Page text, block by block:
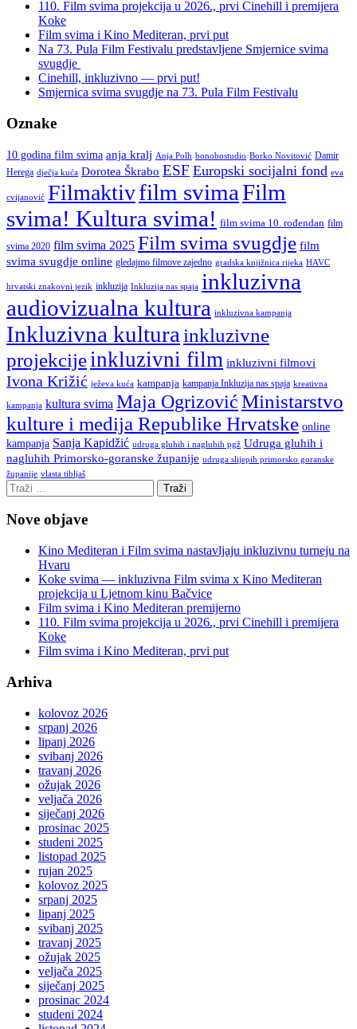
110. Film svima projekcija u 2026., prvi Cinehill i premijera
Koke
Film svima i Kino Mediteran, prvi put
Na 73. Pula Film Festivalu predstavljene Smjernice svima
svugdje
Cinehill, inkluzivno — prvi put!
Smjernica svima svugdje na 73. Pula Film Festivalu
Oznake
10 godina film svima anja kralj Anja Polh bonobostudio Borko Novitović Damir
Herega dječja kuća Dorotea Škrabo ESF Europski socijalni fond eva
cvijanović Filmaktivfilm svimaFilm
svima! Kultura svima! film svima 10. rođendan film
svima 2020 film svima 2025 Film svima svugdje film
svima svugdje online gledajmo filmove zajedno gradska knjižnica rijeka HAVC
hrvatski znakovni jezik inkluzija Inkluzija nas spaja inkluzivna
audiovizualna kultura inkluzivna kampanja
Inkluzivna kultura inkluzivne
projekcijeinkluzivni film inkluzivni filmovi
Ivona Križić ježeva kuća kampanja kampanja Inkluzija nas spaja kreativna
kampanja kultura svima Maja OgrizovićMinistarstvo
kulture i medija Republike Hrvatske online
kampanja Sanja Kapidžić udruga gluhih i nagluhih pgž Udruga gluhih i
nagluhih Primorsko-goranske županije udruga slijepih primorsko goranske
županije vlasta tibljaš
Nove objave
Kino Mediteran i Film svima nastavljaju inkluzivnu turneju na
Hvaru
Koke svima — inkluzivna Film svima x Kino Mediteran
projekcija u Ljetnom kinu Bačvice
Film svima i Kino Mediteran premijerno
110. Film svima projekcija u 2026., prvi Cinehill i premijera
Koke
Film svima i Kino Mediteran, prvi put
Arhiva
kolovoz 2026
srpanj 2026
lipanj 2026
svibanj 2026
travanj 2026
ožujak 2026
veljača 2026
siječanj 2026
prosinac 2025
studeni 2025
listopad 2025
rujan 2025
kolovoz 2025
srpanj 2025
lipanj 2025
svibanj 2025
travanj 2025
ožujak 2025
veljača 2025
siječanj 2025
prosinac 2024
studeni 2024